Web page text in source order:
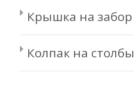
Крышка на забор
Колпак на столбы